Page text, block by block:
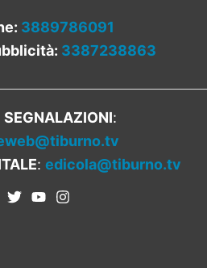
3889786091
3387238863
SEGNALAZIONI:
: edicola@tiburno.tv